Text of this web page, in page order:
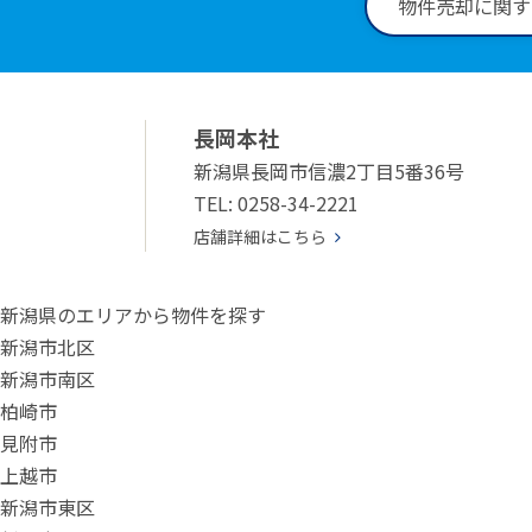
物件売却に関
長岡本社
新潟県長岡市信濃2丁目5番36号
TEL: 0258-34-2221
店舗詳細はこちら
新潟県のエリアから物件を探す
新潟市北区
新潟市南区
柏崎市
見附市
上越市
新潟市東区